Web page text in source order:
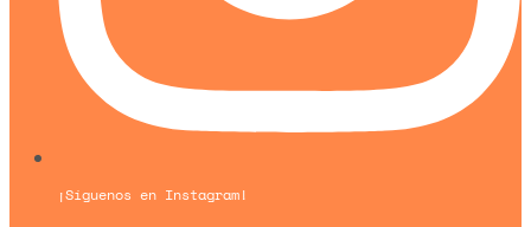
¡Síguenos en Instagram!